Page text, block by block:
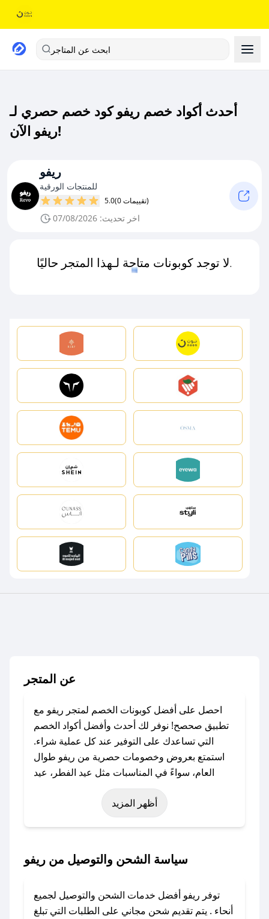
ابحث عن المتاجر
أحدث أكواد خصم ريفو كود خصم حصري لـ
ريفو الآن!
ريفو
للمنتجات الورقية
5.0 (0 تقييمات)
اخر تحديث: 07/08/2026
لا توجد كوبونات متاحة لـهذا المتجر حاليًا.
عن المتجر
احصل على أفضل كوبونات الخصم لمتجر ريفو مع
تطبيق صحصح! نوفر لك أحدث وأفضل أكواد الخصم
التي تساعدك على التوفير عند كل عملية شراء.
استمتع بعروض وخصومات حصرية من ريفو طوال
العام، سواءً في المناسبات مثل عيد الفطر، عيد
الأضحى، الجمعة البيضاء (شهر نوفمبر)، رمضان،
اليوم الوطني، يوم التأسيس، أو حتى عروض خاصة
باستخدام تطبيق صحصح، يمكنك العثور بسهولة على
معنا عبر تويتر أو البريد الإلكتروني لإضافته بسرعة.
أظهر المزيد
سياسة الشحن والتوصيل من ريفو
توفر ريفو أفضل خدمات الشحن والتوصيل لجميع
أنحاء . يتم تقديم شحن مجاني على الطلبات التي تبلغ